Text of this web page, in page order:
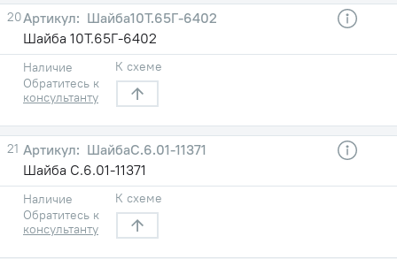
20
Шайба10Т.65Г-6402
Шайба 10Т.65Г-6402
Наличие
Обратитесь к
консультанту
К схеме
21
ШайбаC.6.01-11371
Шайба C.6.01-11371
Наличие
Обратитесь к
консультанту
К схеме